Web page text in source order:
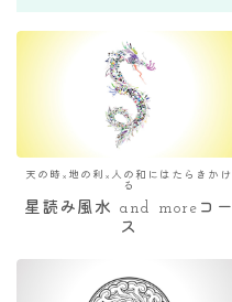
天の時×地の利×人の和にはたらきかけ
る
星読み風水 and moreコー
ス